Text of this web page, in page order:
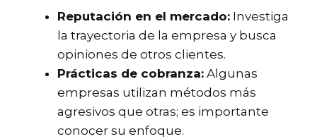
Reputación en el mercado: Investiga
la trayectoria de la empresa y busca
opiniones de otros clientes.
Prácticas de cobranza: Algunas
empresas utilizan métodos más
agresivos que otras; es importante
conocer su enfoque.